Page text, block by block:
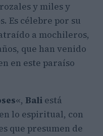
y miles y
Es célebre por su
a mochileros,
que han venido
en este paraíso
«, Bali está
lo espiritual, con
que presumen de